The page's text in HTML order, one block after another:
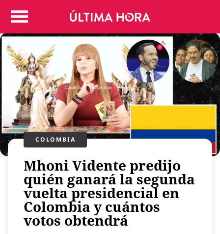
Colombia
Judicial
Politica
Regiones
Deportes
Positivas
Entretenimiento
Vida
Mundo
Virales
Tecnología
Economía
Estilo de vida
Contenido patrocinado
COLOMBIA
Mhoni Vidente predijo
quién ganará la segunda
vuelta presidencial en
Colombia y cuántos
votos obtendrá